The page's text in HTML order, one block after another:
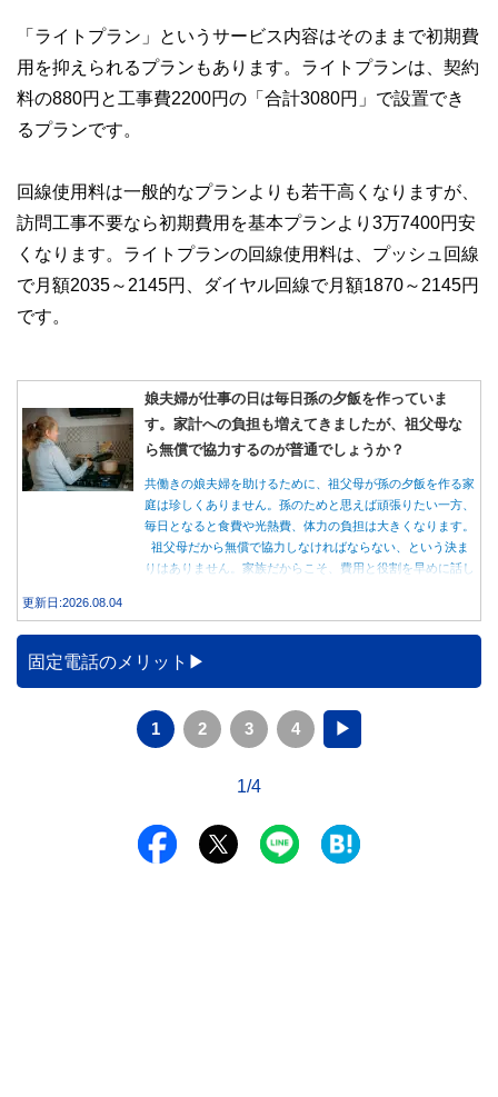
「ライトプラン」というサービス内容はそのままで初期費
用を抑えられるプランもあります。ライトプランは、契約
料の880円と工事費2200円の「合計3080円」で設置でき
るプランです。
回線使用料は一般的なプランよりも若干高くなりますが、
訪問工事不要なら初期費用を基本プランより3万7400円安
くなります。ライトプランの回線使用料は、プッシュ回線
で月額2035～2145円、ダイヤル回線で月額1870～2145円
です。
娘夫婦が仕事の日は毎日孫の夕飯を作っていま
す。家計への負担も増えてきましたが、祖父母な
ら無償で協力するのが普通でしょうか？
共働きの娘夫婦を助けるために、祖父母が孫の夕飯を作る家
庭は珍しくありません。孫のためと思えば頑張りたい一方、
毎日となると食費や光熱費、体力の負担は大きくなります。
祖父母だから無償で協力しなければならない、という決ま
りはありません。家族だからこそ、費用と役割を早めに話し
更新日:2026.08.04
固定電話のメリット
1 2 3 4 ▶
1/4